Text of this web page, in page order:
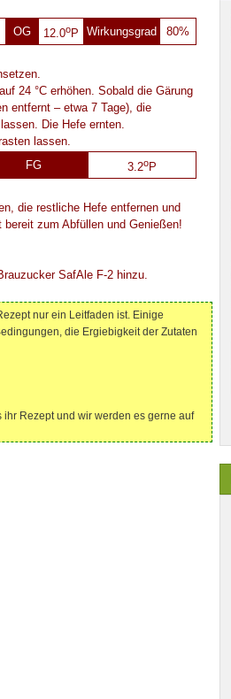
OG 12.0oP Wirkungsgrad
80%
24 °C erhöhen. Sobald die Gärung
entfernt – etwa 7 Tage), die
Die Hefe ernten.
lassen.
FG 3.2oP
die restliche Hefe entfernen und
zum Abfüllen und Genießen!
SafAle F-2 hinzu.
nur ein Leitfaden ist. Einige
die Ergiebigkeit der Zutaten
Rezept und wir werden es gerne auf